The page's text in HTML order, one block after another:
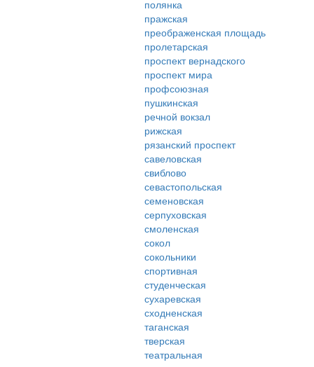
полянка
пражская
преображенская площадь
пролетарская
проспект вернадского
проспект мира
профсоюзная
пушкинская
речной вокзал
рижская
рязанский проспект
савеловская
свиблово
севастопольская
семеновская
серпуховская
смоленская
сокол
сокольники
спортивная
студенческая
сухаревская
сходненская
таганская
тверская
театральная